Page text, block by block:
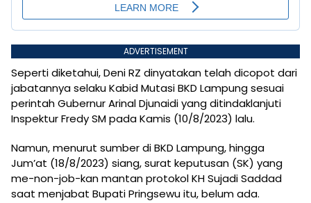
ADVERTISEMENT
Seperti diketahui, Deni RZ dinyatakan telah dicopot dari
jabatannya selaku Kabid Mutasi BKD Lampung sesuai
perintah Gubernur Arinal Djunaidi yang ditindaklanjuti
Inspektur Fredy SM pada Kamis (10/8/2023) lalu.
Namun, menurut sumber di BKD Lampung, hingga
Jum’at (18/8/2023) siang, surat keputusan (SK) yang
me-non-job-kan mantan protokol KH Sujadi Saddad
saat menjabat Bupati Pringsewu itu, belum ada.